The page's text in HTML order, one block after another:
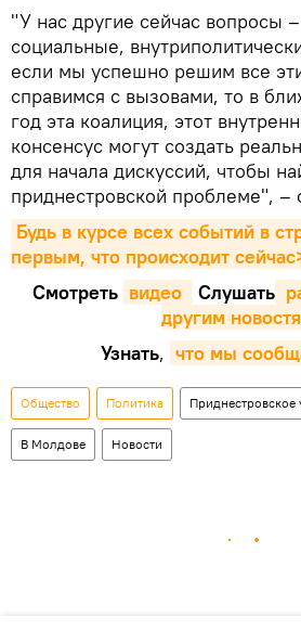
"У нас другие сейчас вопросы
социальные,
если мы успешно решим все
справимся с вызовами, то в
год эта коалиция, этот
консенсус могут создать
для начала дискуссий, чтобы
приднестровской проблеме", –
Будь в курсе всех событий в
первым, что происходит
Смотреть видео Cлушать
другим
Узнать, что мы
Общество Политика Приднестровское
В Молдове Новости